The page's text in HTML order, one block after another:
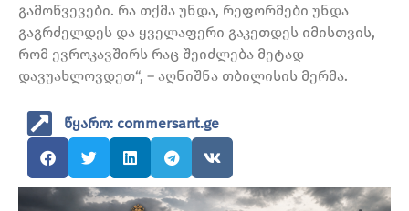
გამოწვევები. რა თქმა უნდა, რეფორმები უნდა
გაგრძელდეს და ყველაფერი გაკეთდეს იმისთვის,
რომ ევროკავშირს რაც შეიძლება მეტად
დავუახლოვდეთ“, – აღნიშნა თბილისის მერმა.
წყარო: commersant.ge